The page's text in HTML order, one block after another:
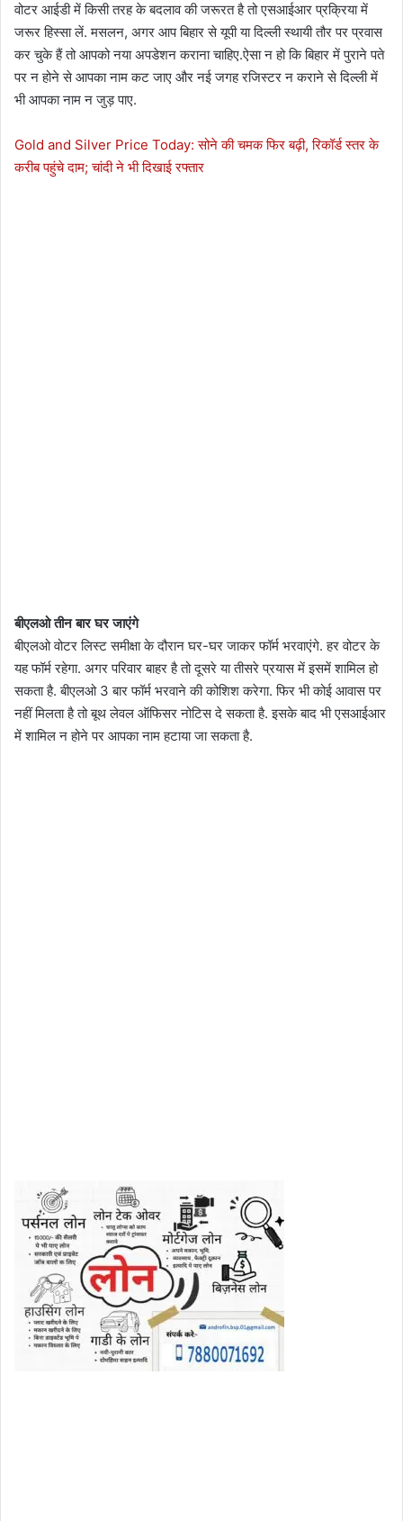
वोटर आईडी में किसी तरह के बदलाव की जरूरत है तो एसआईआर प्रक्रिया में
जरूर हिस्सा लें. मसलन, अगर आप बिहार से यूपी या दिल्ली स्थायी तौर पर प्रवास
कर चुके हैं तो आपको नया अपडेशन कराना चाहिए.ऐसा न हो कि बिहार में पुराने पते
पर न होने से आपका नाम कट जाए और नई जगह रजिस्टर न कराने से दिल्ली में
भी आपका नाम न जुड़ पाए.
Gold and Silver Price Today: सोने की चमक फिर बढ़ी, रिकॉर्ड स्तर के
करीब पहुंचे दाम; चांदी ने भी दिखाई रफ्तार
बीएलओ तीन बार घर जाएंगे
बीएलओ वोटर लिस्ट समीक्षा के दौरान घर-घर जाकर फॉर्म भरवाएंगे. हर वोटर के
यह फॉर्म रहेगा. अगर परिवार बाहर है तो दूसरे या तीसरे प्रयास में इसमें शामिल हो
सकता है. बीएलओ 3 बार फॉर्म भरवाने की कोशिश करेगा. फिर भी कोई आवास पर
नहीं मिलता है तो बूथ लेवल ऑफिसर नोटिस दे सकता है. इसके बाद भी एसआईआर
में शामिल न होने पर आपका नाम हटाया जा सकता है.